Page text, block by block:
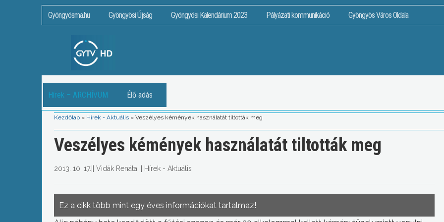
Gyöngyösma.hu Gyöngyösi Újság Gyöngyösi Kalendárium 2023 Pályázati kommunikáció Gyöngyös Város Oldala
Hírek – ARCHÍVUM Élő adás
Kezdőlap » Hírek - Aktuális » Veszélyes kémények használatát tiltották meg
Veszélyes kémények használatát tiltották meg
2013. 10. 17. Vidák Renáta Hírek - Aktuális
Ez a cikk több mint egy éves információkat tartalmaz!